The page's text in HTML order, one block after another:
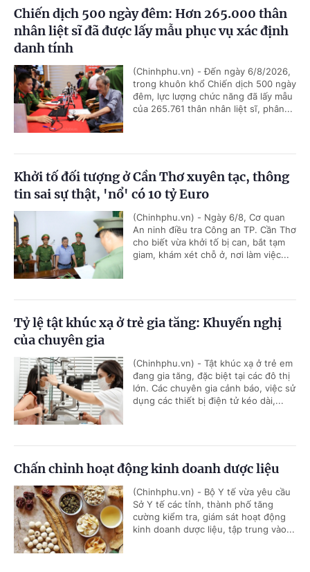
Chiến dịch 500 ngày đêm: Hơn 265.000 thân
nhân liệt sĩ đã được lấy mẫu phục vụ xác định
danh tính
(Chinhphu.vn) - Đến ngày 6/8/2026,
trong khuôn khổ Chiến dịch 500 ngày
đêm, lực lượng chức năng đã lấy mẫu
của 265.761 thân nhân liệt sĩ, phân...
Khởi tố đối tượng ở Cần Thơ xuyên tạc, thông
tin sai sự thật, 'nổ' có 10 tỷ Euro
(Chinhphu.vn) - Ngày 6/8, Cơ quan
An ninh điều tra Công an TP. Cần Thơ
cho biết vừa khởi tố bị can, bắt tạm
giam, khám xét chỗ ở, nơi làm việc...
Tỷ lệ tật khúc xạ ở trẻ gia tăng: Khuyến nghị
của chuyên gia
(Chinhphu.vn) - Tật khúc xạ ở trẻ em
đang gia tăng, đặc biệt tại các đô thị
lớn. Các chuyên gia cảnh báo, việc sử
dụng các thiết bị điện tử kéo dài,...
Chấn chỉnh hoạt động kinh doanh dược liệu
(Chinhphu.vn) - Bộ Y tế vừa yêu cầu
Sở Y tế các tỉnh, thành phố tăng
cường kiểm tra, giám sát hoạt động
kinh doanh dược liệu, tập trung vào...